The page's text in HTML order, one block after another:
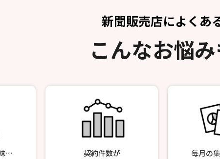
新聞販売店によくあ
こんなお悩
…
契約件数が
毎月の